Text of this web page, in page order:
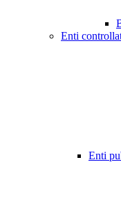
Enti
Enti